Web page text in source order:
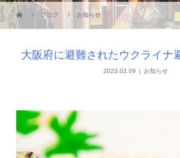
ブログ お知らせ
大阪府に避難されたウクライナ
2023.02.09 お知らせ